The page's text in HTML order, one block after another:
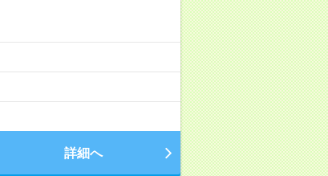
詳細へ